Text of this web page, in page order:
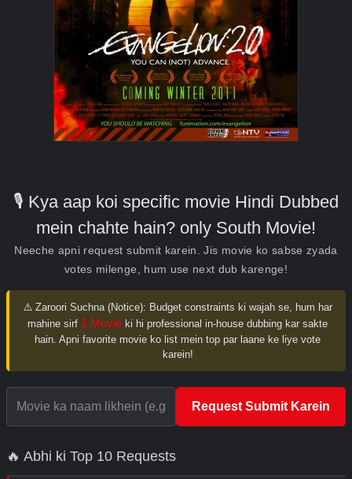
🎙️ Kya aap koi specific movie Hindi Dubbed
mein chahte hain? only South Movie!
Neeche apni request submit karein. Jis movie ko sabse zyada
votes milenge, hum use next dub karenge!
⚠️ Zaroori Suchna (Notice): Budget constraints ki wajah se, hum har
mahine sirf 1 Movie ki hi professional in-house dubbing kar sakte
hain. Apni favorite movie ko list mein top par laane ke liye vote
karein!
Request Submit Karein
🔥 Abhi ki Top 10 Requests